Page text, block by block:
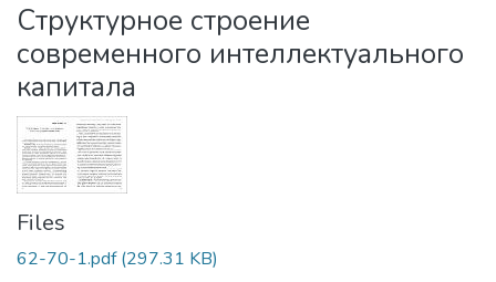
Statistics
Структурное строение
современного интеллектуального
капитала
Files
62-70-1.pdf(297.31 KB)